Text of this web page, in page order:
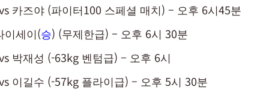
카즈야 (파이터100 스페셜 매치) – 오후 6시45분
이세이(승) (무제한급) – 오후 6시 30분
박재성 (-63kg 벤텀급) – 오후 6시
이길수 (-57kg 플라이급) – 오후 5시 30분